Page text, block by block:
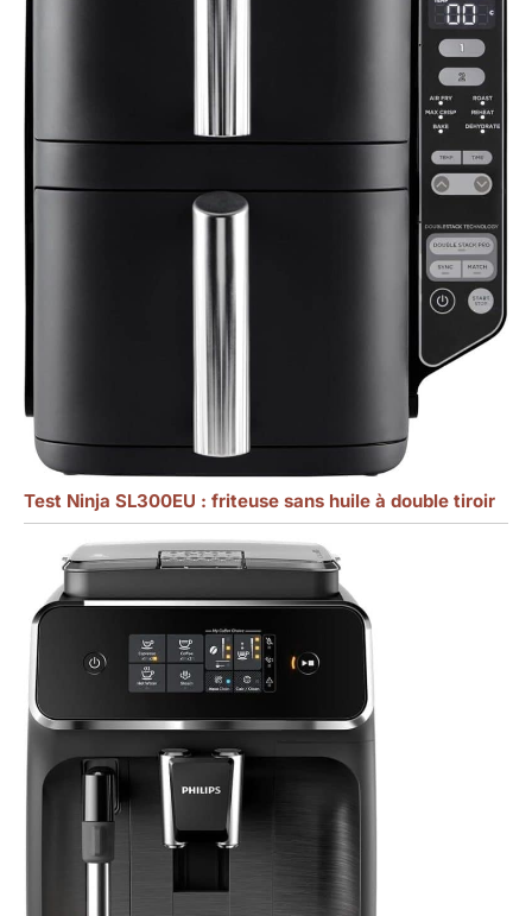
Test Ninja SL300EU : friteuse sans huile à double tiroir